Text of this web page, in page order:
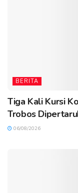
BERITA
Tiga Kali Kursi
Trobos
06/08/2026